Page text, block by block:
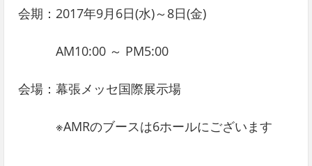
会期：2017年9月6日(水)～8日(金)
AM10:00 ～ PM5:00
会場：幕張メッセ国際展示場
※AMRのブースは6ホールにございます